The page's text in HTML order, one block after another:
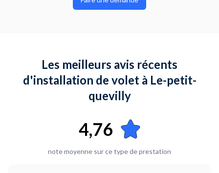
Les meilleurs avis récents
d'installation de volet à Le-petit-
quevilly
4,76
note moyenne sur ce type de prestation